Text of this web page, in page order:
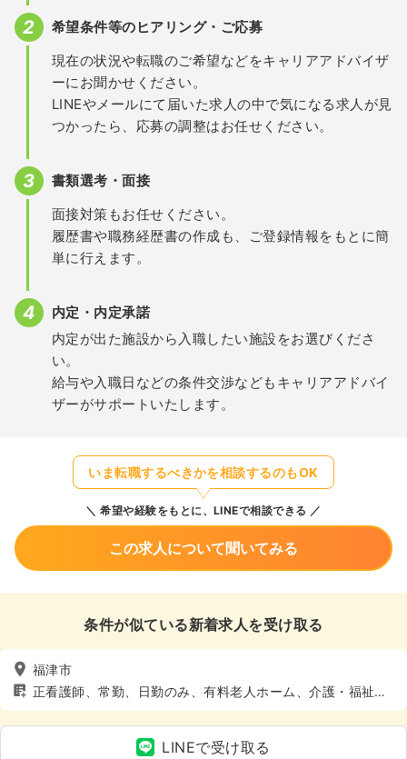
希望条件等のヒアリング・ご応募
現在の状況や転職のご希望などをキャリアアドバイザ
ーにお聞かせください。
LINEやメールにて届いた求人の中で気になる求人が見
つかったら、応募の調整はお任せください。
書類選考・面接
面接対策もお任せください。
履歴書や職務経歴書の作成も、ご登録情報をもとに簡
単に行えます。
内定・内定承諾
内定が出た施設から入職したい施設をお選びくださ
い。
給与や入職日などの条件交渉などもキャリアアドバイ
ザーがサポートいたします。
いま転職するべきかを相談するのもOK
希望や経験をもとに、LINEで相談できる
この求人について聞いてみる
条件が似ている新着求人を受け取る
福津市
正看護師、常勤、日勤のみ、有料老人ホーム、介護・福祉
系、4週8休以上
LINEで受け取る